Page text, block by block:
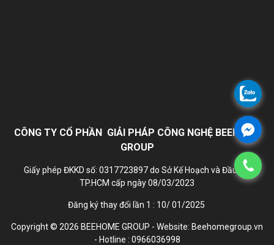
CÔNG TY CỔ PHẦN GIẢI PHÁP CÔNG NGHỆ BEEHOME
GROUP
Giấy phép ĐKKD số: 0317723897 do Sở Kế Hoạch và Đầu Tư
TP.HCM cấp ngày 08/03/2023
Đăng ký thay đổi lần 1 : 10/ 01/2025
Copyright © 2026 BEEHOME GROUP - Website: Beehomegroup.vn
- Hotline : 0966036998